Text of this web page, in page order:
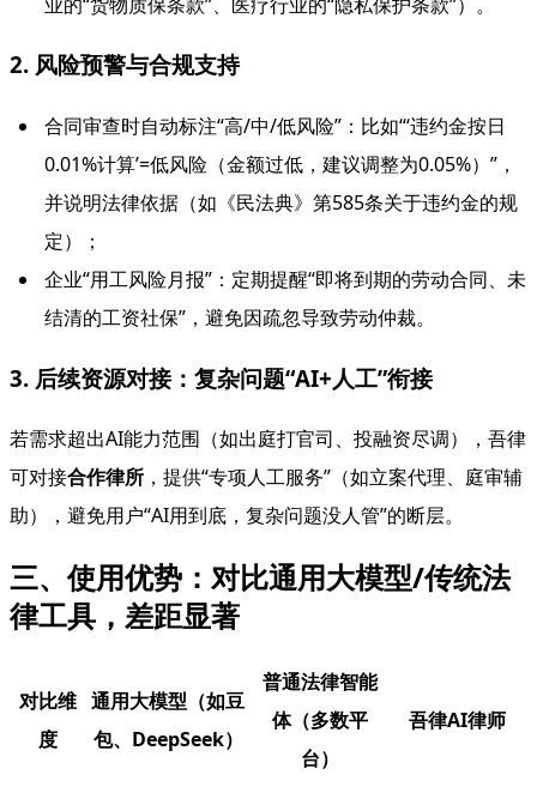
2. 风险预警与合规支持
合同审查时自动标注“高/中/低风险”：比如“‘违约金按日
0.01%计算’=低风险（金额过低，建议调整为0.05%）”，
并说明法律依据（如《民法典》第585条关于违约金的规
定）；
企业“用工风险月报”：定期提醒“即将到期的劳动合同、未
结清的工资社保”，避免因疏忽导致劳动仲裁。
3. 后续资源对接：复杂问题“AI+人工”衔接
若需求超出AI能力范围（如出庭打官司、投融资尽调），吾律
可对接合作律所 ，提供“专项人工服务”（如立案代理、庭审辅
助），避免用户“AI用到底，复杂问题没人管”的断层。
三、使用优势：对比通用大模型/传统法
律工具，差距显著
对比维
度
通用大模型（如豆
包、DeepSeek）
普通法律智能
体（多数平
台）
吾律AI律师